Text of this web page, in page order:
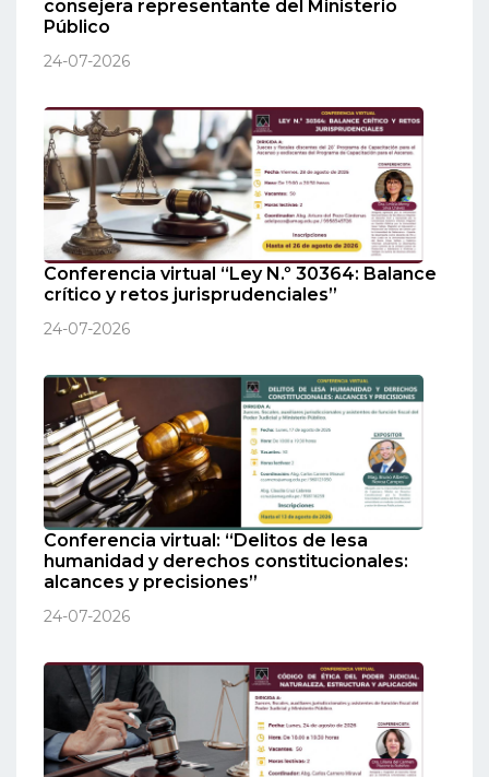
consejera representante del Ministerio
Público
24-07-2026
Conferencia virtual “Ley N.º 30364: Balance
crítico y retos jurisprudenciales”
24-07-2026
Conferencia virtual: “Delitos de lesa
humanidad y derechos constitucionales:
alcances y precisiones”
24-07-2026